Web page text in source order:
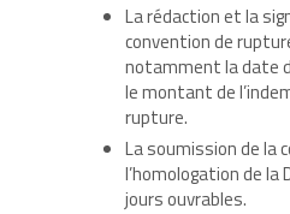
La rédaction et la
convention de
notamment la date
le montant de
rupture.
La soumission de la
l’homologation de la
jours ouvrables.